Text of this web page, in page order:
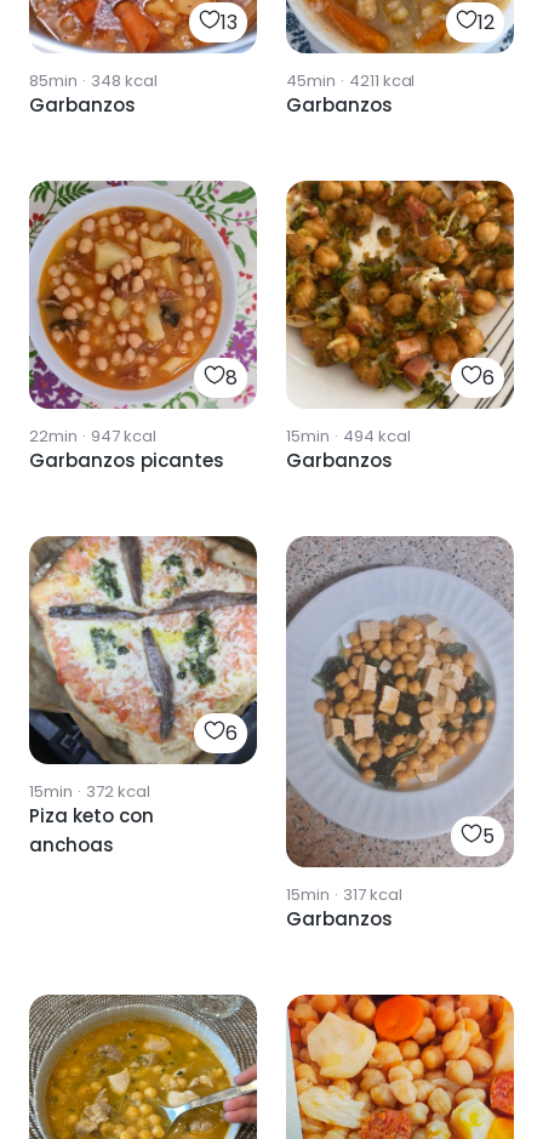
13
85min · 348 kcal
Garbanzos
12
45min · 4211 kcal
Garbanzos
8
22min · 947kcal
Garbanzos picantes
6
15min · 494 kcal
Garbanzos
6
15min · 372kcal
Piza keto con
anchoas
5
15min · 317kcal
Garbanzos